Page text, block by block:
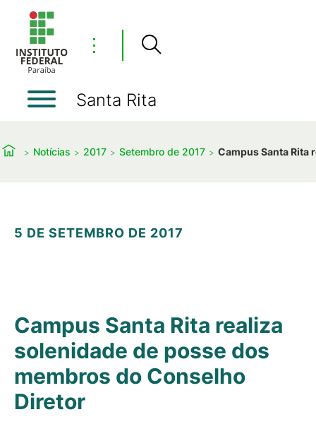
⋮
Santa Rita
Notícias 2017 Setembro de 2017 Campus Santa Rita
5 DE SETEMBRO DE 2017
Campus Santa Rita realiza
solenidade de posse dos
membros do Conselho
Diretor